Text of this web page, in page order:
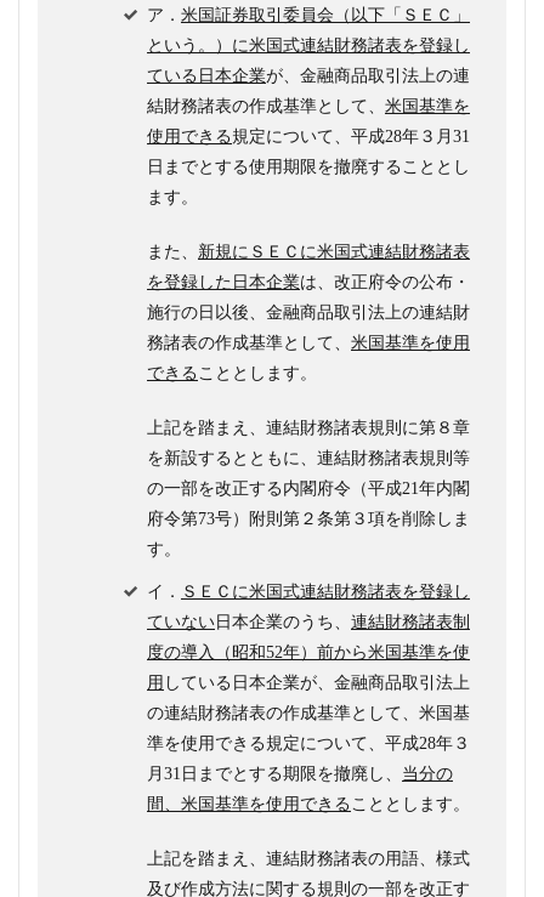
ア． 米国証券取引委員会（以下「ＳＥＣ」
という。）に米国式連結財務諸表を登録し
ている日本企業が、金融商品取引法上の連
結財務諸表の作成基準として、 米国基準を
使用できる 規定について、平成28年３月31
日までとする使用期限を撤廃することとし
ます。
また、 新規にＳＥＣに米国式連結財務諸表
を登録した日本企業は、改正府令の公布・
施行の日以後、金融商品取引法上の連結財
務諸表の作成基準として、 米国基準を使用
できる こととします。
上記を踏まえ、連結財務諸表規則に第８章
を新設するとともに、連結財務諸表規則等
の一部を改正する内閣府令（平成21年内閣
府令第73号）附則第２条第３項を削除しま
す。
イ． ＳＥＣに米国式連結財務諸表を登録し
ていない 日本企業のうち、 連結財務諸表制
度の導入（昭和52年）前から米国基準を使
用 している日本企業が、金融商品取引法上
の連結財務諸表の作成基準として、米国基
準を使用できる規定について、平成28年３
月31日までとする期限を撤廃し、 当分の
間、米国基準を使用できる こととします。
上記を踏まえ、連結財務諸表の用語、様式
及び作成方法に関する規則の一部を改正す